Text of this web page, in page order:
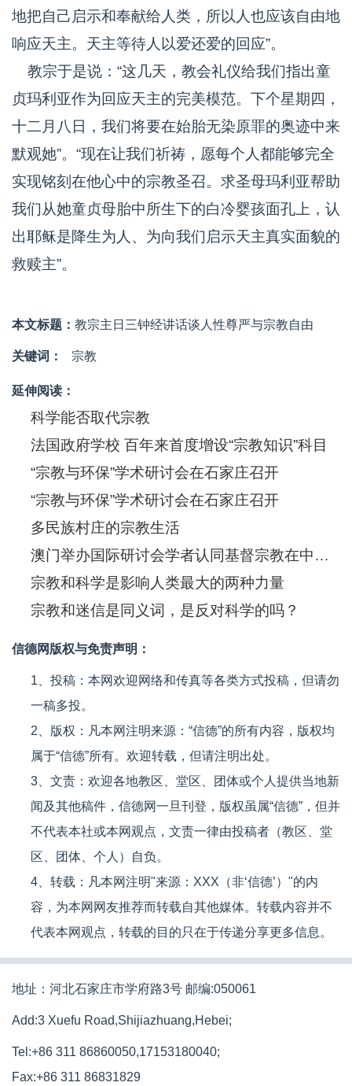
地把自己启示和奉献给人类，所以人也应该自由地
响应天主。天主等待人以爱还爱的回应”。
教宗于是说：“这几天，教会礼仪给我们指出童
贞玛利亚作为回应天主的完美模范。下个星期四，
十二月八日，我们将要在始胎无染原罪的奥迹中来
默观她”。“现在让我们祈祷，愿每个人都能够完全
实现铭刻在他心中的宗教圣召。求圣母玛利亚帮助
我们从她童贞母胎中所生下的白冷婴孩面孔上，认
出耶稣是降生为人、为向我们启示天主真实面貌的
救赎主”。
本文标题： 教宗主日三钟经讲话谈人性尊严与宗教自由
关键词： 宗教
延伸阅读：
科学能否取代宗教
法国政府学校 百年来首度增设“宗教知识”科目
“宗教与环保”学术研讨会在石家庄召开
“宗教与环保”学术研讨会在石家庄召开
多民族村庄的宗教生活
澳门举办国际研讨会学者认同基督宗教在中国发挥的伦理道德作用
宗教和科学是影响人类最大的两种力量
宗教和迷信是同义词，是反对科学的吗？
信德网版权与免责声明：
1、投稿：本网欢迎网络和传真等各类方式投稿，但请勿
一稿多投。
2、版权：凡本网注明来源：“信德”的所有内容，版权均
属于“信德”所有。欢迎转载，但请注明出处。
3、文责：欢迎各地教区、堂区、团体或个人提供当地新
闻及其他稿件，信德网一旦刊登，版权虽属“信德”，但并
不代表本社或本网观点，文责一律由投稿者（教区、堂
区、团体、个人）自负。
4、转载：凡本网注明"来源：XXX（非‘信德’）"的内
容，为本网网友推荐而转载自其他媒体。转载内容并不
代表本网观点，转载的目的只在于传递分享更多信息。
地址：河北石家庄市学府路3号 邮编:050061
Add:3 Xuefu Road,Shijiazhuang,Hebei;
Tel:+86 311 86860050,17153180040;
Fax:+86 311 86831829